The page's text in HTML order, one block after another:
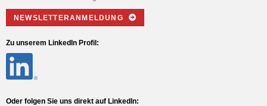
NEWSLETTERANMELDUNG
Zu unserem LinkedIn Profil:
Oder folgen Sie uns direkt auf LinkedIn: